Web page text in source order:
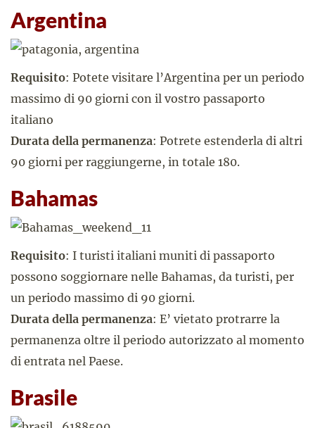
Argentina
Requisito: Potete visitare l’Argentina per un periodo
massimo di 90 giorni con il vostro passaporto
italiano
Durata della permanenza: Potrete estenderla di altri
90 giorni per raggiungerne, in totale 180.
Bahamas
Requisito: I turisti italiani muniti di passaporto
possono soggiornare nelle Bahamas, da turisti, per
un periodo massimo di 90 giorni.
Durata della permanenza: E’ vietato protrarre la
permanenza oltre il periodo autorizzato al momento
di entrata nel Paese.
Brasile